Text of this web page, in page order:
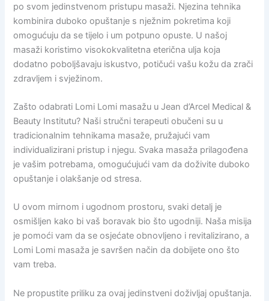
po svom jedinstvenom pristupu masaži. Njezina tehnika
kombinira duboko opuštanje s nježnim pokretima koji
omogućuju da se tijelo i um potpuno opuste. U našoj
masaži koristimo visokokvalitetna eterična ulja koja
dodatno poboljšavaju iskustvo, potičući vašu kožu da zrači
zdravljem i svježinom.
Zašto odabrati Lomi Lomi masažu u Jean d’Arcel Medical &
Beauty Institutu? Naši stručni terapeuti obučeni su u
tradicionalnim tehnikama masaže, pružajući vam
individualizirani pristup i njegu. Svaka masaža prilagođena
je vašim potrebama, omogućujući vam da doživite duboko
opuštanje i olakšanje od stresa.
U ovom mirnom i ugodnom prostoru, svaki detalj je
osmišljen kako bi vaš boravak bio što ugodniji. Naša misija
je pomoći vam da se osjećate obnovljeno i revitalizirano, a
Lomi Lomi masaža je savršen način da dobijete ono što
vam treba.
Ne propustite priliku za ovaj jedinstveni doživljaj opuštanja.